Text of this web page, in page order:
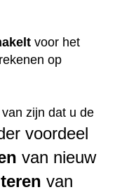
voor het
op
zijn dat u de
voordeel
van nieuw
van